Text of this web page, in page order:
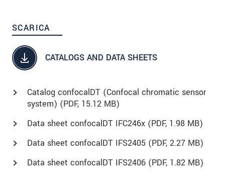
SCARICA
CATALOGS AND DATA SHEETS
Catalog confocalDT (Confocal chromatic sensor
system) (PDF, 15.12 MB)
Data sheet confocalDT IFC246x (PDF, 1.98 MB)
Data sheet confocalDT IFS2405 (PDF, 2.27 MB)
Data sheet confocalDT IFS2406 (PDF, 1.82 MB)